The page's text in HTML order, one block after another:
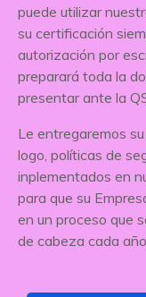
puede utilizar
su certificación
autorización por
preparará toda la
presentar ante la
Le entregaremos
logo, políticas de
inplementados en
para que su
en un proceso que
de cabeza cada